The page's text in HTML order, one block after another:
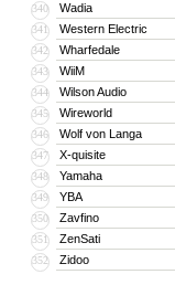
340 Wadia
341 Western Electric
342 Wharfedale
343 WiiM
344 Wilson Audio
345 Wireworld
346 Wolf von Langa
347 X-quisite
348 Yamaha
349 YBA
350 Zavfino
351 ZenSati
352 Zidoo